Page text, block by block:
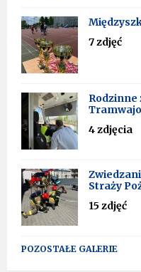
7 zdjęć
Rodzinne
4 zdjęcia
Straży
15 zdjęć
POZOSTAŁE GALERIE